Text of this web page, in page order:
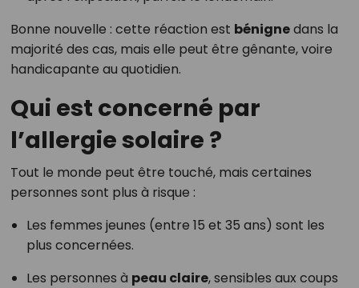
Bonne nouvelle : cette réaction est bénignedans la
majorité des cas, mais elle peut être gênante, voire
handicapante au quotidien.
Qui est concerné par
l’allergie solaire ?
Tout le monde peut être touché, mais certaines
personnes sont plus à risque :
Les femmes jeunes (entre 15 et 35 ans) sont les
plus concernées.
Les personnes à peau claire, sensibles aux coups